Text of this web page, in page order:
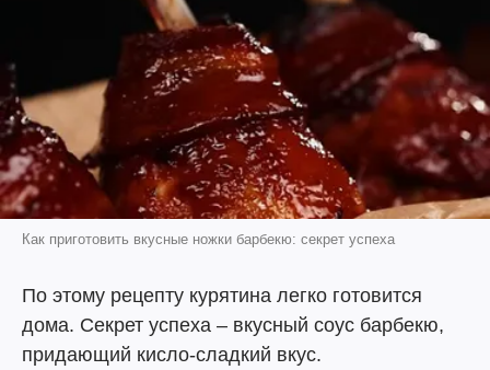
Как приготовить вкусные ножки барбекю: секрет успеха
По этому рецепту курятина легко готовится
дома. Секрет успеха – вкусный соус барбекю,
придающий кисло-сладкий вкус.